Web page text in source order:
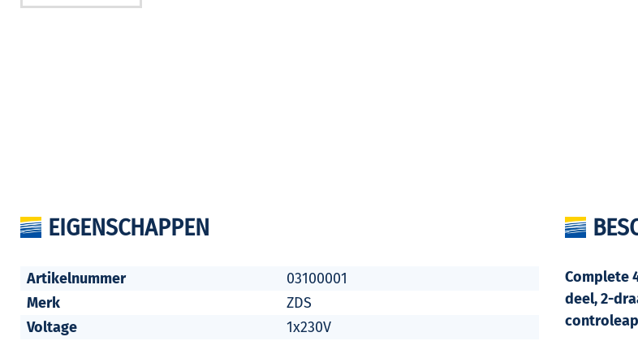
EIGENSCHAPPEN
Artikelnummer
03100001
Merk
ZDS
Voltage
1x230V
Complete
deel, 2-